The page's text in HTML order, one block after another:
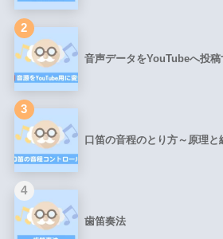
2
音声データをYouTubeへ投稿
3
口笛の音程のとり方～原理と
4
歯笛奏法